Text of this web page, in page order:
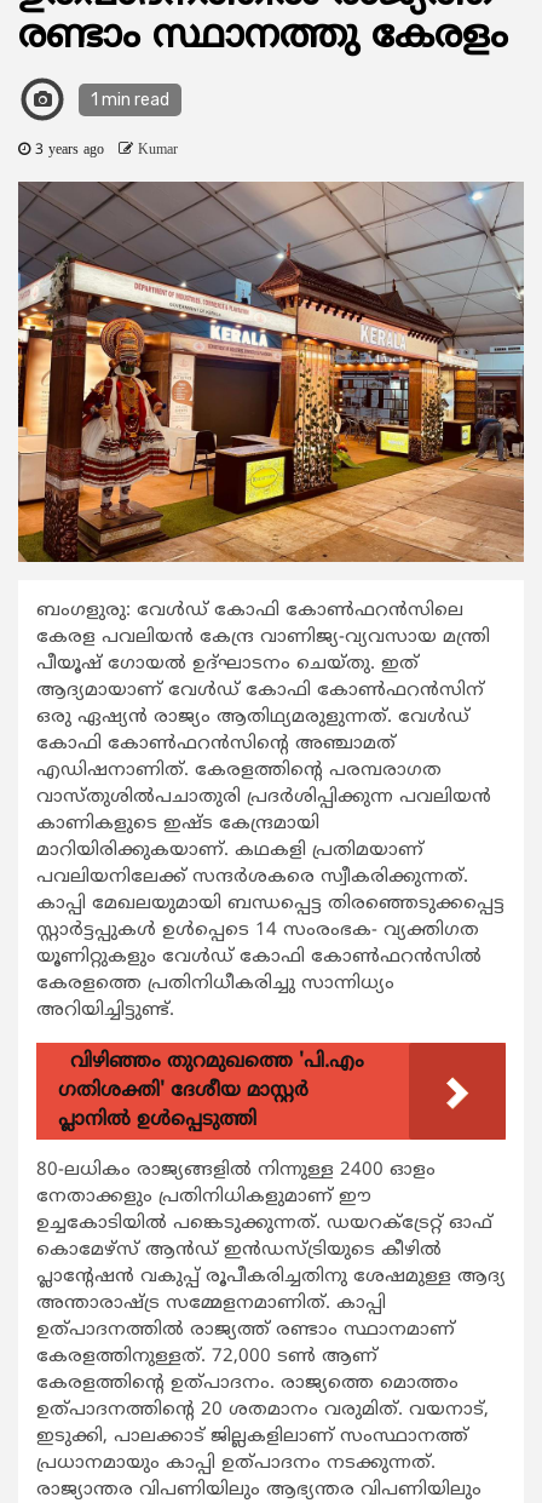
രണ്ടാം സ്ഥാനത്തു കേരളം
1 min read
3 years ago Kumar
ബംഗളുരു: വേള്‍ഡ് കോഫി കോണ്‍ഫറന്‍സിലെ
കേരള പവലിയന്‍ കേന്ദ്ര വാണിജ്യ-വ്യവസായ മന്ത്രി
പീയൂഷ് ഗോയല്‍ ഉദ്ഘാടനം ചെയ്തു. ഇത്
ആദ്യമായാണ് വേള്‍ഡ് കോഫി കോണ്‍ഫറന്‍സിന്
ഒരു ഏഷ്യന്‍ രാജ്യം ആതിഥ്യമരുളുന്നത്. വേള്‍ഡ്
കോഫി കോണ്‍ഫറന്‍സിന്‍റെ അഞ്ചാമത്
എഡിഷനാണിത്. കേരളത്തിന്‍റെ പരമ്പരാഗത
വാസ്തുശില്‍പചാതുരി പ്രദര്‍ശിപ്പിക്കുന്ന പവലിയന്‍
കാണികളുടെ ഇഷ്ട കേന്ദ്രമായി
മാറിയിരിക്കുകയാണ്. കഥകളി പ്രതിമയാണ്
പവലിയനിലേക്ക് സന്ദര്‍ശകരെ സ്വീകരിക്കുന്നത്.
കാപ്പി മേഖലയുമായി ബന്ധപ്പെട്ട തിരഞ്ഞെടുക്കപ്പെട്ട
സ്റ്റാര്‍ട്ടപ്പുകള്‍ ഉള്‍പ്പെടെ 14 സംരംഭക- വ്യക്തിഗത
യൂണിറ്റുകളും വേള്‍ഡ് കോഫി കോണ്‍ഫറന്‍സില്‍
കേരളത്തെ പ്രതിനിധീകരിച്ചു സാന്നിധ്യം
അറിയിച്ചിട്ടുണ്ട്.
വിഴിഞ്ഞം തുറമുഖത്തെ 'പി.എം
ഗതിശക്തി' ദേശീയ മാസ്റ്റർ
പ്ലാനിൽ ഉൾപ്പെടുത്തി
80-ലധികം രാജ്യങ്ങളില്‍ നിന്നുള്ള 2400 ഓളം
നേതാക്കളും പ്രതിനിധികളുമാണ് ഈ
ഉച്ചകോടിയില്‍ പങ്കെടുക്കുന്നത്. ഡയറക്ട്രേറ്റ് ഓഫ്
കൊമേഴ്സ് ആന്‍ഡ് ഇന്‍ഡസ്ട്രിയുടെ കീഴില്‍
പ്ലാന്‍റേഷന്‍ വകുപ്പ് രൂപീകരിച്ചതിനു ശേഷമുള്ള ആദ്യ
അന്താരാഷ്ട്ര സമ്മേളനമാണിത്. കാപ്പി
ഉത്പാദനത്തില്‍ രാജ്യത്ത് രണ്ടാം സ്ഥാനമാണ്
കേരളത്തിനുള്ളത്. 72,000 ടണ്‍ ആണ്
കേരളത്തിന്‍റെ ഉത്പാദനം. രാജ്യത്തെ മൊത്തം
ഉത്പാദനത്തിന്‍റെ 20 ശതമാനം വരുമിത്. വയനാട്,
ഇടുക്കി, പാലക്കാട് ജില്ലകളിലാണ് സംസ്ഥാനത്ത്
പ്രധാനമായും കാപ്പി ഉത്പാദനം നടക്കുന്നത്.
രാജ്യാന്തര വിപണിയിലും ആഭ്യന്തര വിപണിയിലും